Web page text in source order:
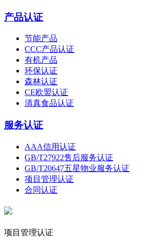
产品认证
节能产品
CCC产品认证
有机产品
环保认证
森林认证
CE欧盟认证
清真食品认证
服务认证
AAA信用认证
GB/T27922售后服务认证
GB/T20647五星物业服务认证
项目管理认证
合同认证
项目管理认证